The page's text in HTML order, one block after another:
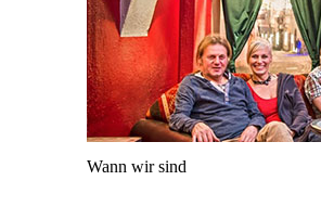
Wann wir sind